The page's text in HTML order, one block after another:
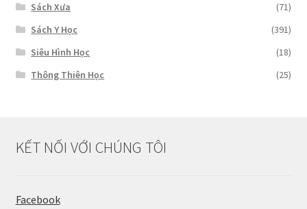
Sách Xưa
(71)
Sách Y Học
(391)
Siêu Hình Học
(18)
Thông Thiên Học
(25)
KẾT NỐI VỚI CHÚNG TÔI
Facebook